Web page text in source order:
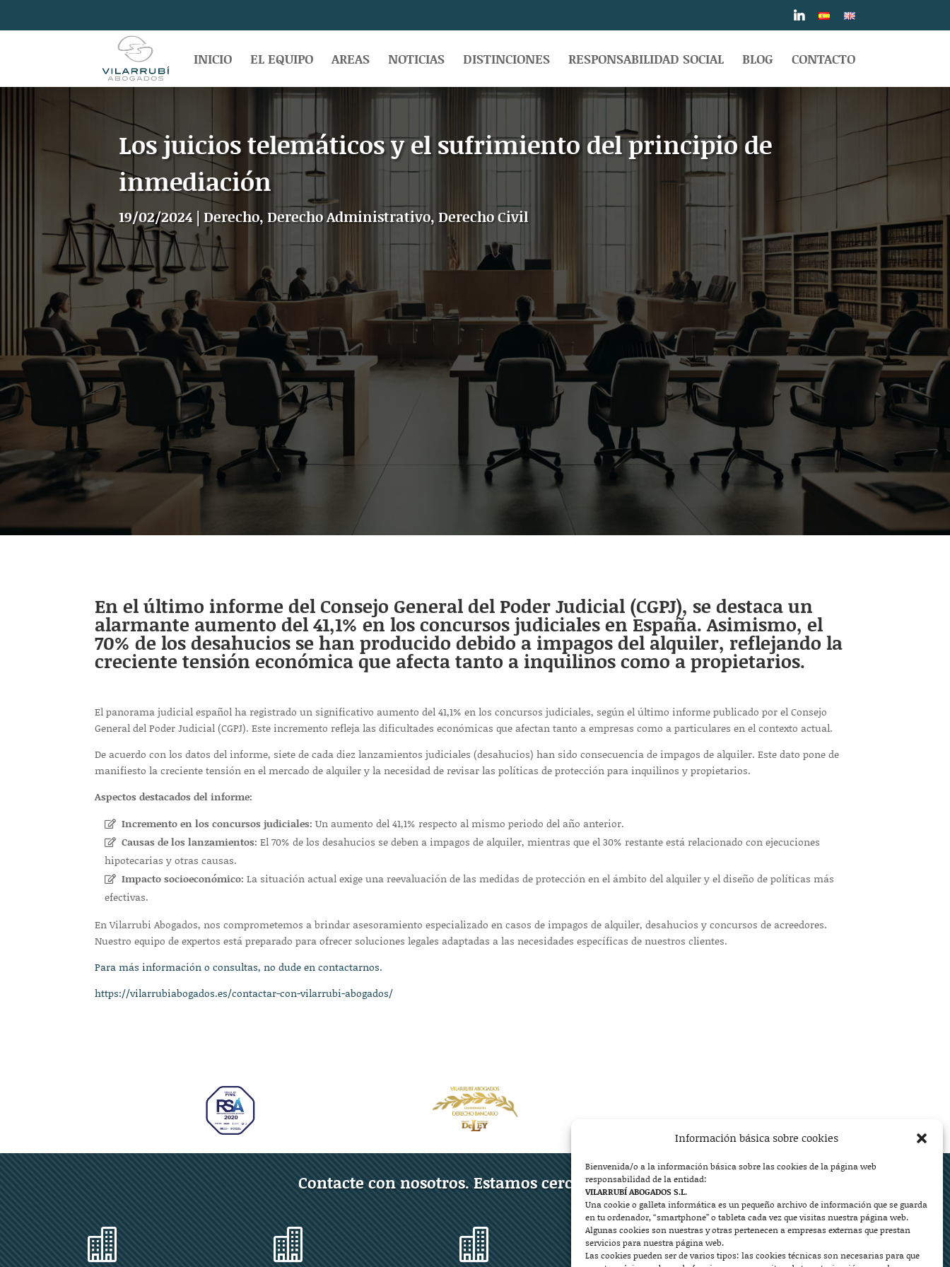
Información básica sobre cookies
Bienvenida/o a la información básica sobre las cookies de la página web
responsabilidad de la entidad:
VILARRUBÍ ABOGADOS S.L.
Una cookie o galleta informática es un pequeño archivo de información que se guarda
en tu ordenador, “smartphone” o tableta cada vez que visitas nuestra página web.
Algunas cookies son nuestras y otras pertenecen a empresas externas que prestan
servicios para nuestra página web.
Las cookies pueden ser de varios tipos: las cookies técnicas son necesarias para que
INICIO EL EQUIPO AREAS NOTICIAS DISTINCIONES RESPONSABILIDAD SOCIAL BLOG CONTACTO
Los juicios telemáticos y el sufrimiento del principio de
inmediación
19/02/2024|Derecho, Derecho Administrativo, Derecho Civil
En el último informe del Consejo General del Poder Judicial (CGPJ), se destaca un
alarmante aumento del 41,1% en los concursos judiciales en España. Asimismo, el
70% de los desahucios se han producido debido a impagos del alquiler, reflejando la
creciente tensión económica que afecta tanto a inquilinos como a propietarios.
El panorama judicial español ha registrado un significativo aumento del 41,1% en los concursos judiciales, según el último informe publicado por el Consejo
General del Poder Judicial (CGPJ). Este incremento refleja las dificultades económicas que afectan tanto a empresas como a particulares en el contexto actual.
De acuerdo con los datos del informe, siete de cada diez lanzamientos judiciales (desahucios) han sido consecuencia de impagos de alquiler. Este dato pone de
manifiesto la creciente tensión en el mercado de alquiler y la necesidad de revisar las políticas de protección para inquilinos y propietarios.
Aspectos destacados del informe:
Incremento en los concursos judiciales: Un aumento del 41,1% respecto al mismo periodo del año anterior.
Causas de los lanzamientos: El 70% de los desahucios se deben a impagos de alquiler, mientras que el 30% restante está relacionado con ejecuciones
hipotecarias y otras causas.
Impacto socioeconómico: La situación actual exige una reevaluación de las medidas de protección en el ámbito del alquiler y el diseño de políticas más
efectivas.
En Vilarrubi Abogados, nos comprometemos a brindar asesoramiento especializado en casos de impagos de alquiler, desahucios y concursos de acreedores.
Nuestro equipo de expertos está preparado para ofrecer soluciones legales adaptadas a las necesidades específicas de nuestros clientes.
Para más información o consultas, no dude en contactarnos.
https://vilarrubiabogados.es/contactar-con-vilarrubi-abogados/
Contacte con nosotros. Estamos cerca de usted.
    